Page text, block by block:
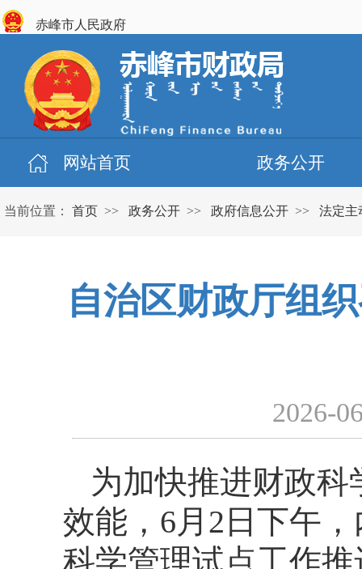
赤峰市人民政府
网站首页 政务公开
当前位置： 首页 >> 政务公开 >> 政府信息公开 >> 法定主
自治区财政厅组
2026-
为加快推进财政
效能，6月2日下午
科学管理试点工作